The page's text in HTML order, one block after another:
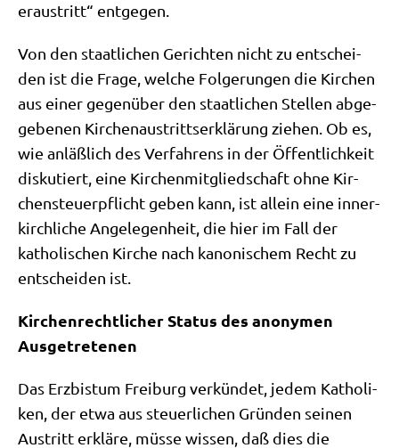
er­aus­tritt“ entgegen.
Von den staat­li­chen Gerich­ten nicht zu ent­schei­
den ist die Fra­ge, wel­che Fol­ge­run­gen die Kir­chen
aus einer gegen­über den staat­li­chen Stel­len abge­
ge­be­nen Kir­chen­aus­tritts­er­klä­rung zie­hen. Ob es,
wie anläß­lich des Ver­fah­rens in der Öffent­lich­keit
dis­ku­tiert, eine Kir­chen­mit­glied­schaft ohne Kir­
chen­steu­er­pflicht geben kann, ist allein eine inner­
kirch­li­che Ange­le­gen­heit, die hier im Fall der
katho­li­schen Kir­che nach kano­ni­schem Recht zu
ent­schei­den ist.
Kir­chen­recht­li­cher Sta­tus des anony­men
Ausgetretenen
Das Erz­bis­tum Frei­burg ver­kün­det, jedem Katho­li­
ken, der etwa aus steu­er­li­chen Grün­den sei­nen
Aus­tritt erklä­re, müs­se wis­sen, daß dies die